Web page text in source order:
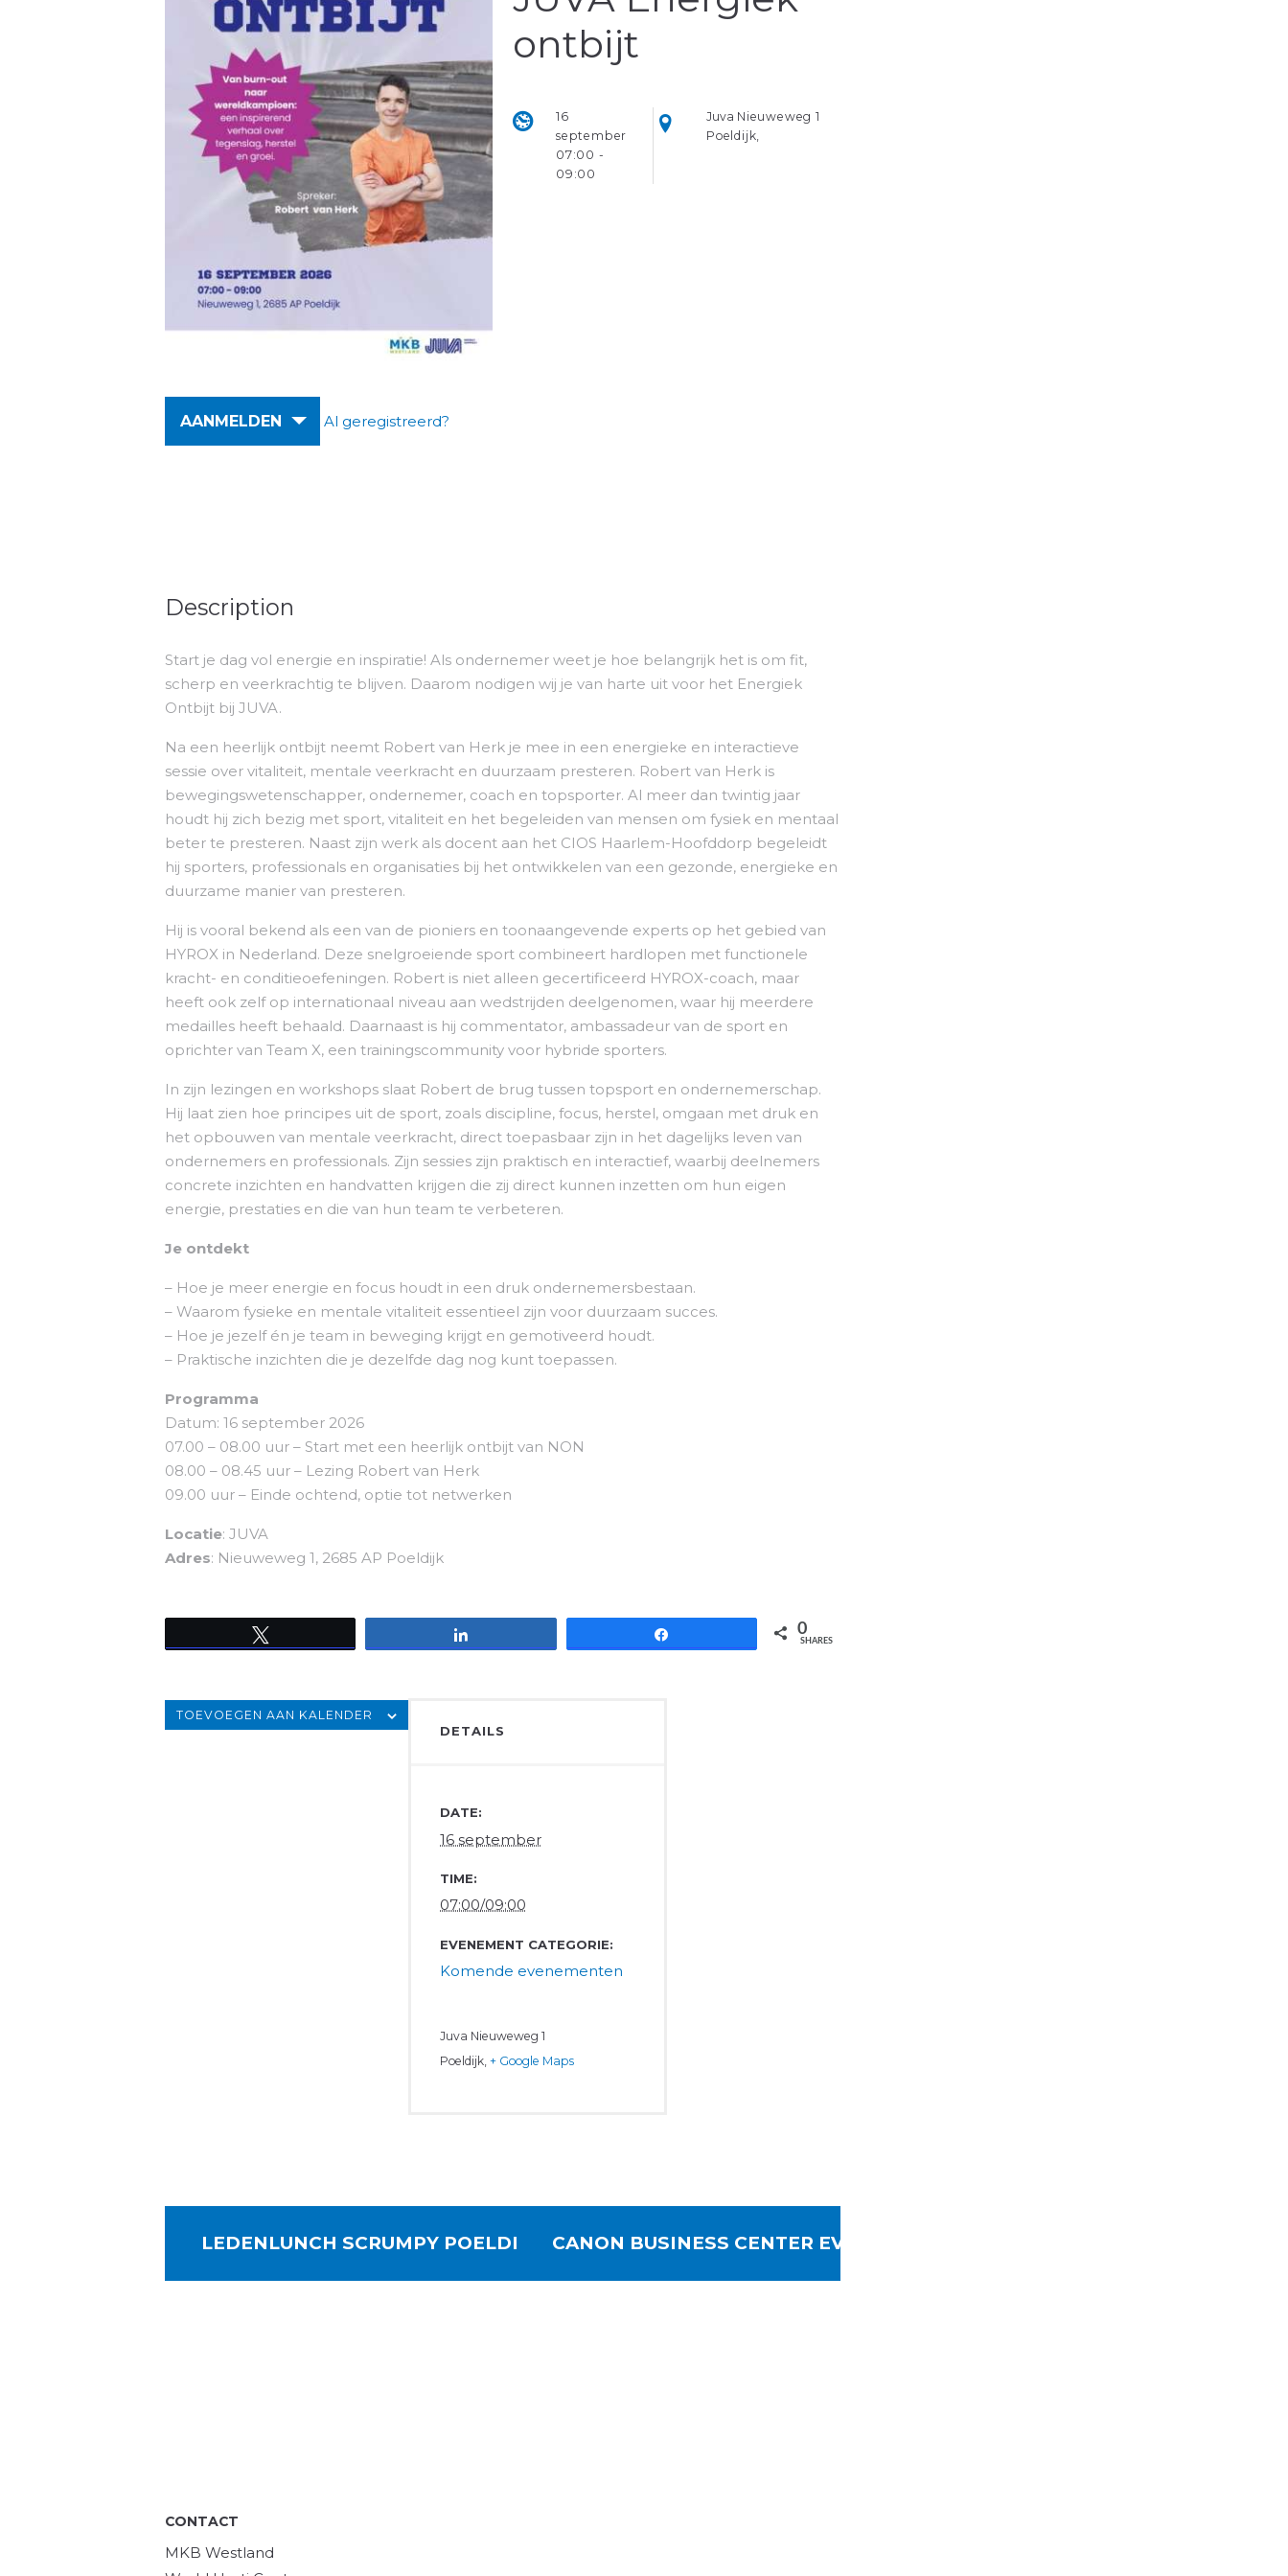
ontbijt
16
september
07:00 -
09:00
Juva Nieuweweg 1
Poeldijk
AANMELDEN Al geregistreerd?
Description
Start je dag vol energie en inspiratie! Als ondernemer weet je hoe belangrijk het is om fit,
scherp en veerkrachtig te blijven. Daarom nodigen wij je van harte uit voor het Energiek
Ontbijt bij JUVA.
Na een heerlijk ontbijt neemt Robert van Herk je mee in een energieke en interactieve
sessie over vitaliteit, mentale veerkracht en duurzaam presteren. Robert van Herk is
bewegingswetenschapper, ondernemer, coach en topsporter. Al meer dan twintig jaar
houdt hij zich bezig met sport, vitaliteit en het begeleiden van mensen om fysiek en mentaal
beter te presteren. Naast zijn werk als docent aan het CIOS Haarlem-Hoofddorp begeleidt
hij sporters, professionals en organisaties bij het ontwikkelen van een gezonde, energieke en
duurzame manier van presteren.
Hij is vooral bekend als een van de pioniers en toonaangevende experts op het gebied van
HYROX in Nederland. Deze snelgroeiende sport combineert hardlopen met functionele
kracht- en conditieoefeningen. Robert is niet alleen gecertificeerd HYROX-coach, maar
heeft ook zelf op internationaal niveau aan wedstrijden deelgenomen, waar hij meerdere
medailles heeft behaald. Daarnaast is hij commentator, ambassadeur van de sport en
oprichter van Team X, een trainingscommunity voor hybride sporters.
In zijn lezingen en workshops slaat Robert de brug tussen topsport en ondernemerschap.
Hij laat zien hoe principes uit de sport, zoals discipline, focus, herstel, omgaan met druk en
het opbouwen van mentale veerkracht, direct toepasbaar zijn in het dagelijks leven van
ondernemers en professionals. Zijn sessies zijn praktisch en interactief, waarbij deelnemers
concrete inzichten en handvatten krijgen die zij direct kunnen inzetten om hun eigen
energie, prestaties en die van hun team te verbeteren.
Je ontdekt
– Hoe je meer energie en focus houdt in een druk ondernemersbestaan.
– Waarom fysieke en mentale vitaliteit essentieel zijn voor duurzaam succes.
– Hoe je jezelf én je team in beweging krijgt en gemotiveerd houdt.
– Praktische inzichten die je dezelfde dag nog kunt toepassen.
Programma
Datum: 16 september 2026
07.00 – 08.00 uur – Start met een heerlijk ontbijt van NON
08.00 – 08.45 uur – Lezing Robert van Herk
09.00 uur – Einde ochtend, optie tot netwerken
Locatie: JUVA
Adres: Nieuweweg 1, 2685 AP Poeldijk
0
SHARES
TOEVOEGEN AAN KALENDER
DETAILS
DATE:
16 september
TIME:
07:00/09:00
EVENEMENT CATEGORIE:
Komende evenementen
Juva Nieuweweg 1
Poeldijk, + Google Maps
LEDENLUNCH SCRUMPY POELDIJK (OP UITNODIGING)
CANON BUSINESS CENTER EVENT
CONTACT
MKB Westland